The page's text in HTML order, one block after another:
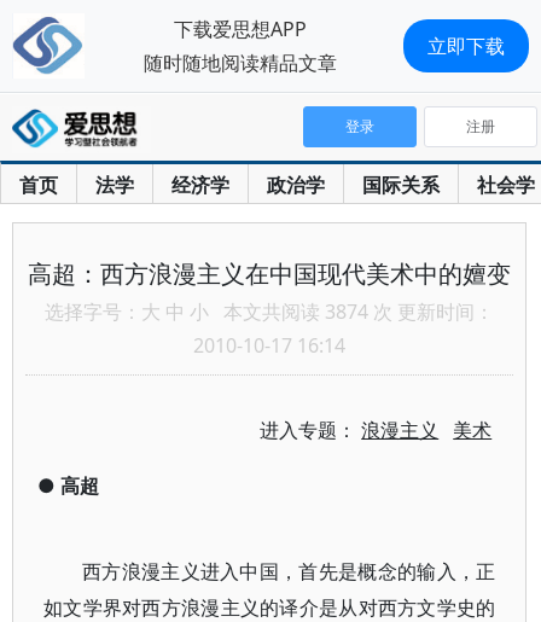
首页 法学 经济学 政治学 国际关系 社会学
登录 注册
高超：西方浪漫主义在中国现代美术中的嬗变
选择字号： 大 中 小 本文共阅读 3874 次 更新时间：
2010-10-17 16:14
进入专题：浪漫主义 美术
● 高超
西方浪漫主义进入中国，首先是概念的输入，正
如文学界对西方浪漫主义的译介是从对西方文学史的
下载爱思想APP
随时随地阅读精品文章
立即下载